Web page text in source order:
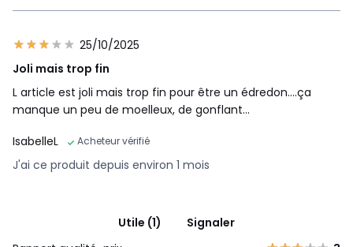
25/10/2025
Joli mais trop fin
L article est joli mais trop fin pour être un édredon....ça
manque un peu de moelleux, de gonflant...
IsabelleL
Acheteur vérifié
J'ai ce produit depuis environ 1 mois
Utile (1)
Signaler